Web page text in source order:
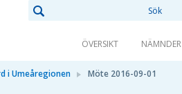
ÖVERSIKT NÄMNDER
i Umeåregionen Möte 2016-09-01